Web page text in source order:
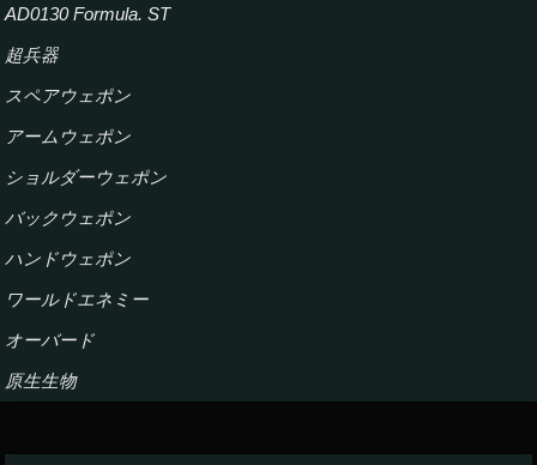
AD0130 Formula. ST
超兵器
スペアウェポン
アームウェポン
ショルダーウェポン
バックウェポン
ハンドウェポン
ワールドエネミー
オーバード
原生生物